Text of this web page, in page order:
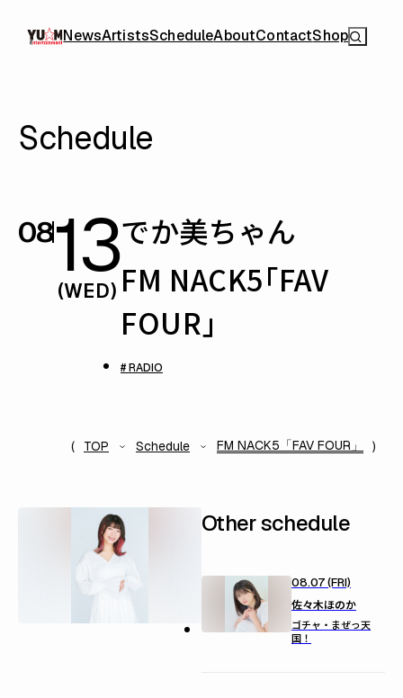
NewsArtistsScheduleAboutContactShop
Schedule
0813
(WED)
でか美ちゃん
FM NACK5「FAV
FOUR」
# RADIO
TOP Schedule FM NACK5「FAV FOUR」
Other schedule
08.07 (FRI)
佐々木ほのか
ゴチャ・まぜっ天
国！